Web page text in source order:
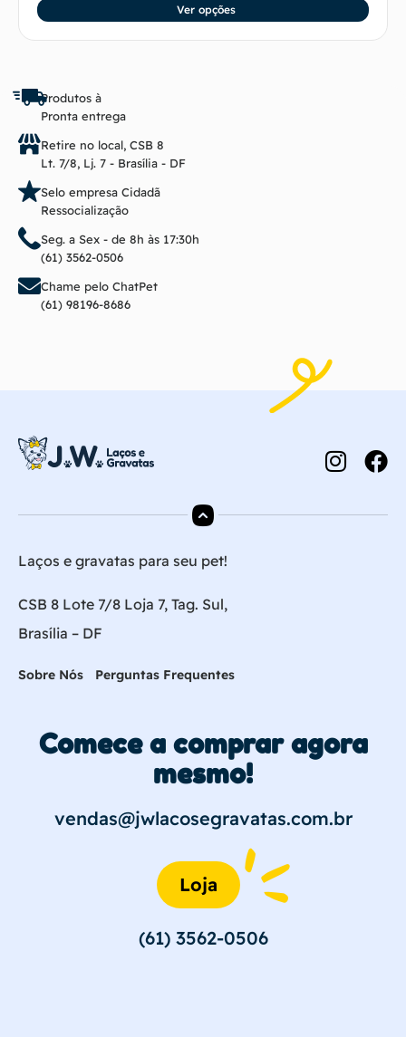
Ver opções
Produtos à
Pronta entrega
Retire no local, CSB 8
Lt. 7/8, Lj. 7 - Brasília - DF
Selo empresa Cidadã
Ressocialização
Seg. a Sex - de 8h às 17:30h
(61) 3562-0506
Chame pelo ChatPet
(61) 98196-8686
Laços e gravatas para seu pet!
CSB 8 Lote 7/8 Loja 7, Tag. Sul,
Brasília – DF
Sobre Nós Perguntas Frequentes
Comece a comprar agora
mesmo!
vendas@jwlacosegravatas.com.br
Loja
(61) 3562-0506